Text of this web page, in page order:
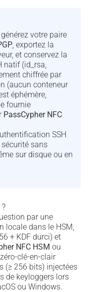
votre paire
, exportez la
et conservez la
natif (id_rsa,
chiffrée par
(aucun conteneur
éphémère,
fournie
PassCypher NFC
SSH
sans
sur disque ou en
?
par une
locale dans le HSM,
+ KDF durci) et
NFC HSM ou
clé-en-clair
(≥ 256 bits) injectées
de keyloggers lors
ou Windows.